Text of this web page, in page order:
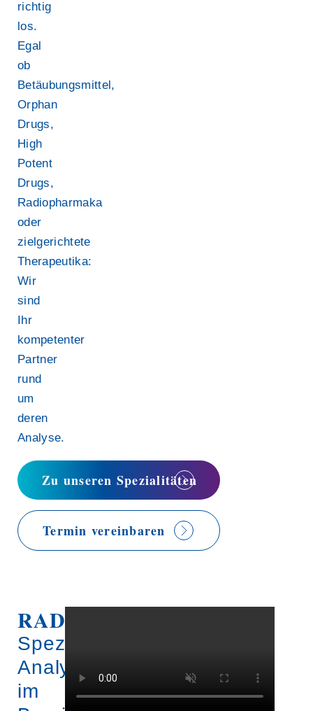
richtig
los.
Egal
ob
Betäubungsmittel,
Orphan
Drugs,
High
Potent
Drugs,
Radiopharmaka
oder
zielgerichtete
Therapeutika:
Wir
sind
Ihr
kompetenter
Partner
rund
um
deren
Analyse.
Zu unseren Spezialitäten
Termin vereinbaren
RADIOSTER.
Spezifische
Analytik
im